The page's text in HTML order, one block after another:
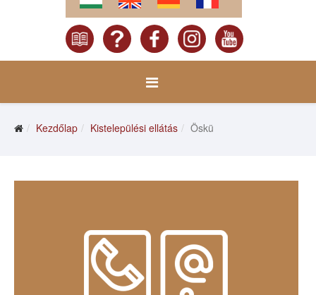
Kezdőlap Kistelepülési ellátás Öskü